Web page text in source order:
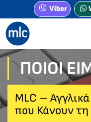
Viber
ΠΟΙΟΙ
MLC –
που Κάνουν